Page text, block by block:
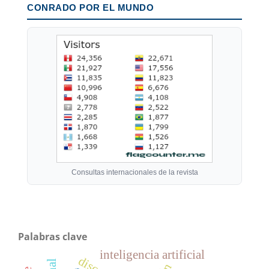
CONRADO POR EL MUNDO
Consultas internacionales de la revista
Palabras clave
inteligencia artificial